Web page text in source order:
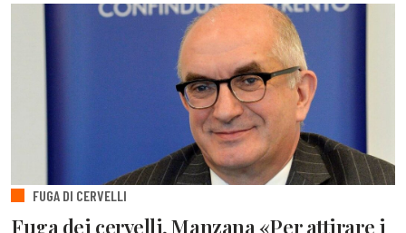
FUGA DI CERVELLI
Fuga dei cervelli, Manzana «Per attirare i